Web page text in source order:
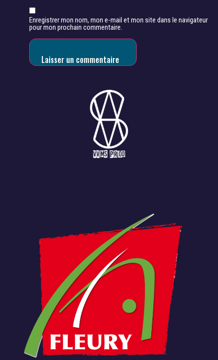
Enregistrer mon nom, mon e-mail et mon site dans le navigateur
pour mon prochain commentaire.